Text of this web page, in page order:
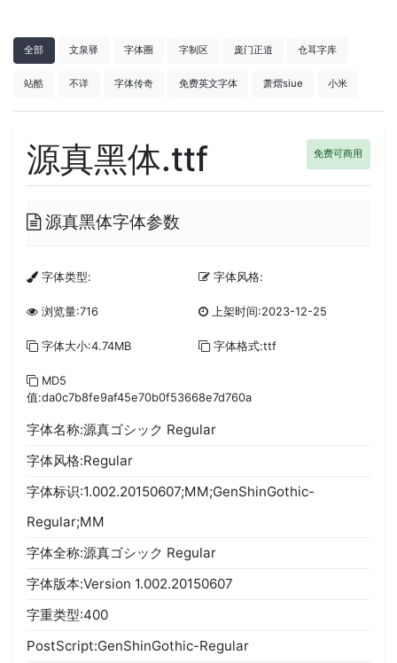
全部 文泉驿 字体圈 字制区 庞门正道 仓耳字库
站酷 不详 字体传奇 免费英文字体 萧熠siue 小米
源真黑体.ttf 免费可商用
源真黑体字体参数
字体类型: 字体风格:
浏览量:716 上架时间:2023-12-25
字体大小:4.74MB 字体格式:ttf
MD5
值:da0c7b8fe9af45e70b0f53668e7d760a
字体名称:源真ゴシック Regular
字体风格:Regular
字体标识:1.002.20150607;MM;GenShinGothic-
Regular;MM
字体全称:源真ゴシック Regular
字体版本:Version 1.002.20150607
字重类型:400
PostScript:GenShinGothic-Regular